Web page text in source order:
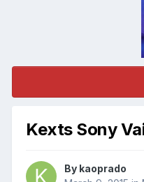
Kexts Sony
By kaoprado